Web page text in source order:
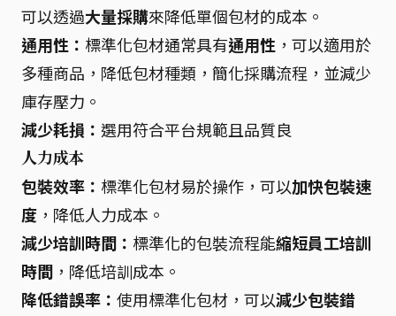
可以透過大量採購來降低單個包材的成本。
通用性： 標準化包材通常具有通用性 ，可以適用於
多種商品，降低包材種類，簡化採購流程，並減少
庫存壓力。
減少耗損： 選用符合平台規範且品質良
人力成本
包裝效率： 標準化包材易於操作，可以加快包裝速
度 ，降低人力成本。
減少培訓時間： 標準化的包裝流程能縮短員工培訓
時間 ，降低培訓成本。
降低錯誤率： 使用標準化包材，可以減少包裝錯